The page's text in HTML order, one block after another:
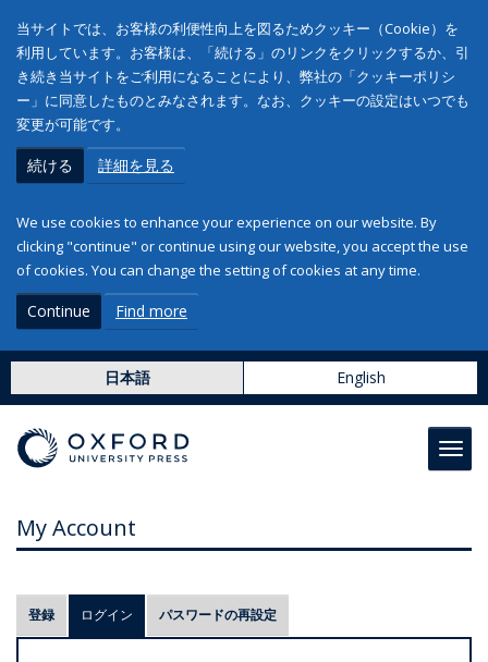
当サイトでは、お客様の利便性向上を図るためクッキー（Cookie）を
利用しています。お客様は、「続ける」のリンクをクリックするか、引
き続き当サイトをご利用になることにより、弊社の「クッキーポリシ
ー」に同意したものとみなされます。なお、クッキーの設定はいつでも
変更が可能です。
続ける 詳細を見る
We use cookies to enhance your experience on our website. By
clicking "continue" or continue using our website, you accept the use
of cookies. You can change the setting of cookies at any time.
Continue Find more
日本語 English
My Account
プ
ラ
登録 ログイン (アクティブなタブ)
パスワードの再設定